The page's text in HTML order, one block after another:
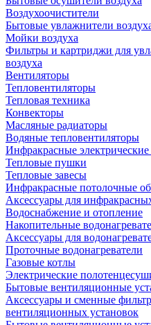
Воздухоочистители
Бытовые увлажнители
Мойки воздуха
Фильтры и картриджи для
воздуха
Вентиляторы
Тепловентиляторы
Тепловая техника
Конвекторы
Масляные радиаторы
Водяные тепловентиляторы
Инфракрасные электрические
Тепловые пушки
Тепловые завесы
Инфракрасные потолочные
Аксессуары для
Водоснабжение и отопление
Накопительные
Аксессуары для
Проточные водонагреватели
Газовые котлы
Электрические
Бытовые вентиляционные
Аксессуары и сменные
вентиляционных установок